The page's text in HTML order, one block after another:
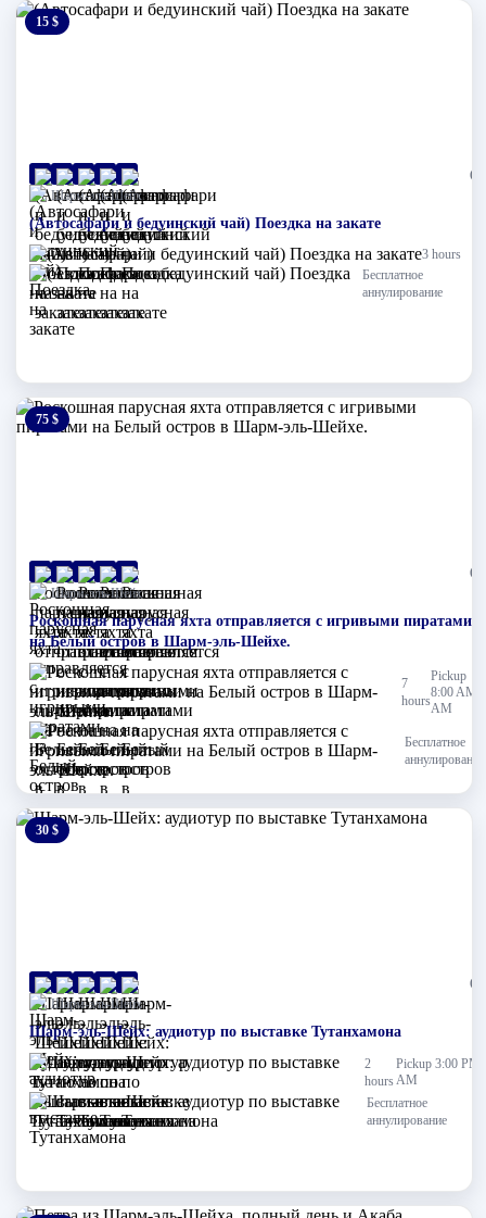
15 $
(0)
Шарм-эль-Шейх
(Автосафари и бедуинский чай) Поездка на закате
3 hours
Бесплатное
аннулирование
75 $
(0)
Шарм-эль-Шейх
Роскошная парусная яхта отправляется с игривыми пиратами
на Белый остров в Шарм-эль-Шейхе.
7
hours
Pickup
8:00 AM
AM
Бесплатное
аннулирование
30 $
(0)
Шарм-эль-Шейх
Шарм-эль-Шейх: аудиотур по выставке Тутанхамона
2
hours
Pickup 3:00 PM
AM
Бесплатное
аннулирование